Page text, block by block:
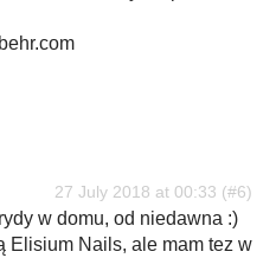
27 July 2018 at 00:33
w domu, od niedawna :)
Elisium Nails, ale mam tez w